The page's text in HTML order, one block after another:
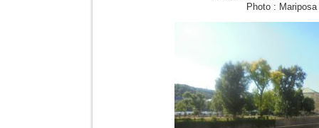
Photo : Mariposa